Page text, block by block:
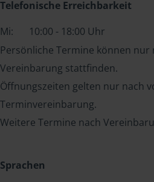
Telefonische Erreichbarkeit
Mi:
10:00 - 18:00 Uhr
Persönliche Termine können
Vereinbarung stattfinden.
Öffnungszeiten gelten nur nach
Terminvereinbarung.
Weitere Termine nach
Sprachen